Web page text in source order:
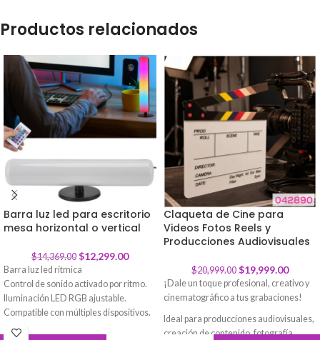
Productos relacionados
-14%
Barra luz led para escritorio
mesa horizontal o vertical
$14,369.00 $12,299.00
Barra luz led rítmica
Control de sonido activado por ritmo.
Iluminación LED RGB ajustable.
Compatible con múltiples dispositivos.
Diseño moderno y compacto.
-5%
Claqueta de Cine para
Videos Fotos Reels y
Producciones Audiovisuales
$20,999.00 $19,999.00
¡Dale un toque profesional, creativo y
cinematográfico a tus grabaciones!
Ideal para producciones audiovisuales,
creación de contenido, fotografía,